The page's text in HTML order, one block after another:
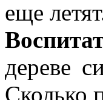
еще
дереве
Сколько